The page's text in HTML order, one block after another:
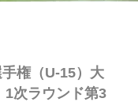
権（U-15）大
次ラウンド第3